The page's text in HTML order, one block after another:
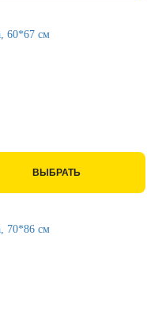
ВЫБРАТЬ